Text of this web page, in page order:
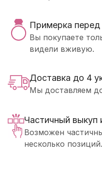
Примерка перед
Вы покупаете
видели вживую.
Доставка до 4
Мы доставляем
Частичный выкуп
Возможен
несколько позиций.